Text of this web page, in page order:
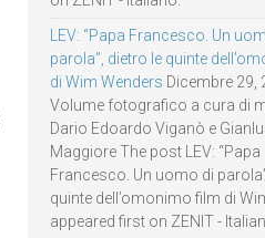
LEV: “Papa Francesco. Un
parola”, dietro le quinte
di Wim Wenders Dicembre 29,
Volume fotografico a cura di
Dario Edoardo Viganò e
Maggiore The post LEV: “Papa
Francesco. Un uomo di
quinte dell’omonimo film di
appeared first on ZENIT -